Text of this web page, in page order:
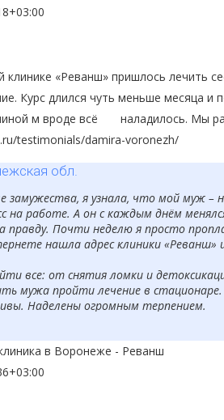
клинике «Реванш» пришлось лечить
Курс длился чуть меньше месяца и
м вроде всё наладилось. Мы
testimonials/damira-voronezh/
обл.
замужества, я узнала, что мой муж –
на работе. А он с каждым днём
правду. Почти неделю я просто
нашла адрес клиники
все: от снятия ломки и
мужа пройти лечение в
Наделены огромным терпением.
в Воронеже - Реванш